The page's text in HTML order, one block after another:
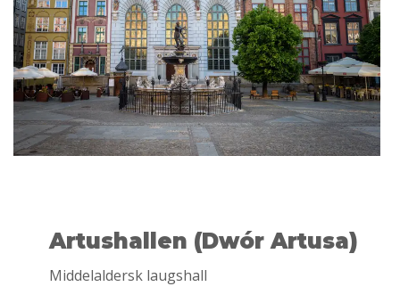
Artushallen (Dwór Artusa)
Middelaldersk laugshall